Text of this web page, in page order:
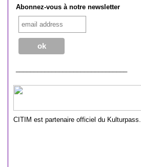
Abonnez-vous à notre newsletter
CITIM est partenaire officiel du Kulturpass.